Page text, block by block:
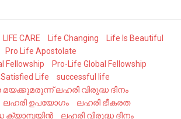
LIFE CARE Life Changing
Life Is Beautiful
Pro Life Apostolate
Fellowship
Pro-Life Global Fellowship
Satisfied Life
successful life
മയക്കുമരുന്ന് ലഹരി വിരുദ്ധ ദിനം
ലഹരി ഉപയോഗം
ലഹരി ഭീകരത
ക്യാമ്പയിൻ
ലഹരി വിരുദ്ധ ദിനം